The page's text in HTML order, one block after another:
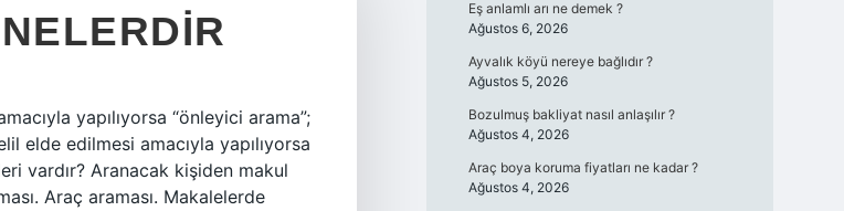
yapılıyorsa “önleyici arama”;
elde edilmesi amacıyla yapılıyorsa
vardır? Aranacak kişiden makul
Araç araması. Makalelerde
Eş anlamlı arı ne demek ?
Ağustos 6, 2026
Ayvalık köyü nereye bağlıdır ?
Ağustos 5, 2026
Bozulmuş bakliyat nasıl anlaşılır ?
Ağustos 4, 2026
Araç boya koruma fiyatları ne kadar ?
Ağustos 4, 2026